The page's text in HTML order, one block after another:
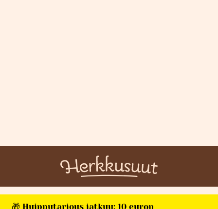
🎁 Huipputarjous jatkuu: 10 euron